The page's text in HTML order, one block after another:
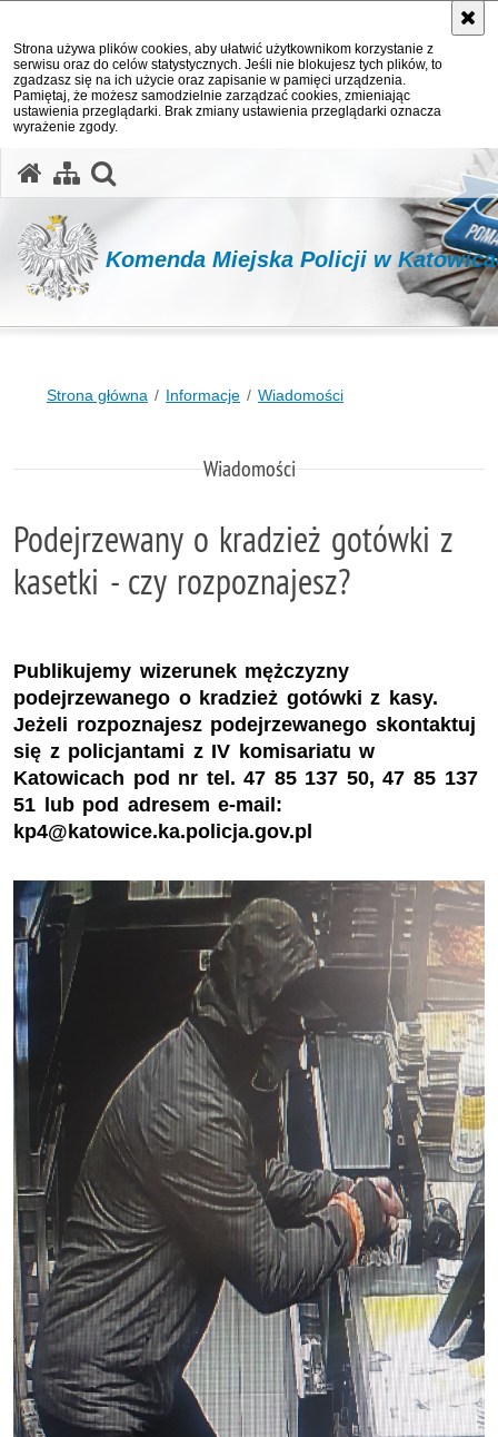
Strona używa plików cookies, aby ułatwić użytkownikom korzystanie z
serwisu oraz do celów statystycznych. Jeśli nie blokujesz tych plików, to
zgadzasz się na ich użycie oraz zapisanie w pamięci urządzenia.
Pamiętaj, że możesz samodzielnie zarządzać cookies, zmieniając
ustawienia przeglądarki. Brak zmiany ustawienia przeglądarki oznacza
wyrażenie zgody.
Komenda Miejska Policji w
Strona główna Informacje Wiadomości
Wiadomości
Podejrzewany o kradzież gotówki z
kasetki - czy rozpoznajesz?
Publikujemy wizerunek mężczyzny
podejrzewanego o kradzież gotówki z kasy.
Jeżeli rozpoznajesz podejrzewanego skontaktuj
się z policjantami z IV komisariatu w
Katowicach pod nr tel. 47 85 137 50, 47 85 137
51 lub pod adresem e-mail:
kp4@katowice.ka.policja.gov.pl